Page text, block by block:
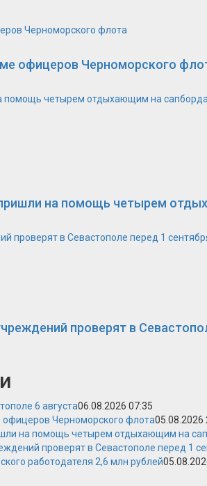
Черноморского флота
офицеров Черноморского
помощь четырем отдыхающим на
на помощь четырем
проверят в Севастополе перед 1
проверят в
6 августа06.08.2026 07:35
Черноморского флота05.08.2026
на помощь четырем отдыхающим на
проверят в Севастополе перед 1
работодателя 2,6 млн рублей